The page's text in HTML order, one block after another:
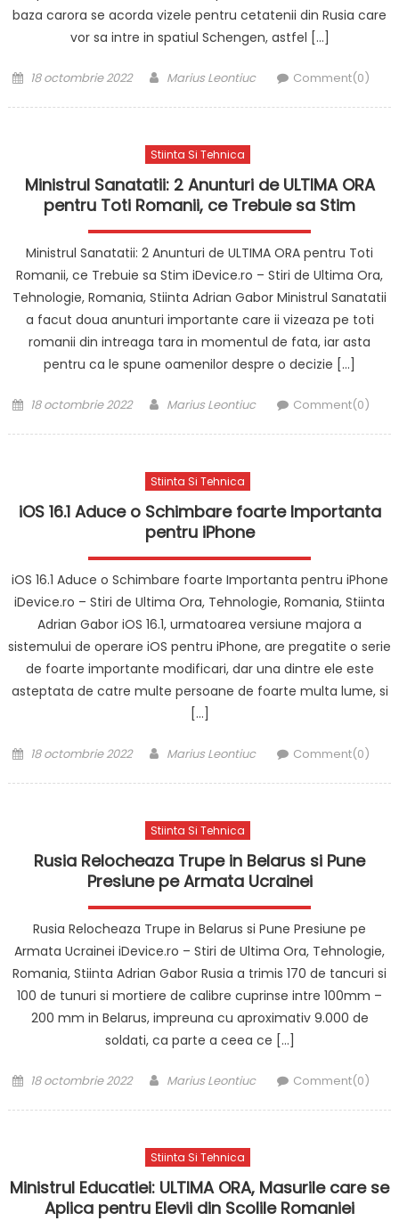
baza carora se acorda vizele pentru cetatenii din Rusia care
vor sa intre in spatiul Schengen, astfel […]
Posted
18 octombrie 2022 Author
Marius Leontiuc Comment(0)
Stiinta Si Tehnica
Ministrul Sanatatii: 2 Anunturi de ULTIMA ORA
pentru Toti Romanii, ce Trebuie sa Stim
Ministrul Sanatatii: 2 Anunturi de ULTIMA ORA pentru Toti
Romanii, ce Trebuie sa Stim iDevice.ro – Stiri de Ultima Ora,
Tehnologie, Romania, Stiinta Adrian Gabor Ministrul Sanatatii
a facut doua anunturi importante care ii vizeaza pe toti
romanii din intreaga tara in momentul de fata, iar asta
pentru ca le spune oamenilor despre o decizie […]
Posted
18 octombrie 2022 Author
Marius Leontiuc Comment(0)
Stiinta Si Tehnica
iOS 16.1 Aduce o Schimbare foarte Importanta
pentru iPhone
iOS 16.1 Aduce o Schimbare foarte Importanta pentru iPhone
iDevice.ro – Stiri de Ultima Ora, Tehnologie, Romania, Stiinta
Adrian Gabor iOS 16.1, urmatoarea versiune majora a
sistemului de operare iOS pentru iPhone, are pregatite o serie
de foarte importante modificari, dar una dintre ele este
asteptata de catre multe persoane de foarte multa lume, si
[…]
Posted
18 octombrie 2022 Author
Marius Leontiuc Comment(0)
Stiinta Si Tehnica
Rusia Relocheaza Trupe in Belarus si Pune
Presiune pe Armata Ucrainei
Rusia Relocheaza Trupe in Belarus si Pune Presiune pe
Armata Ucrainei iDevice.ro – Stiri de Ultima Ora, Tehnologie,
Romania, Stiinta Adrian Gabor Rusia a trimis 170 de tancuri si
100 de tunuri si mortiere de calibre cuprinse intre 100mm –
200 mm in Belarus, impreuna cu aproximativ 9.000 de
soldati, ca parte a ceea ce […]
Posted
18 octombrie 2022 Author
Marius Leontiuc Comment(0)
Stiinta Si Tehnica
Ministrul Educatiei: ULTIMA ORA, Masurile care se
Aplica pentru Elevii din Scolile Romaniei